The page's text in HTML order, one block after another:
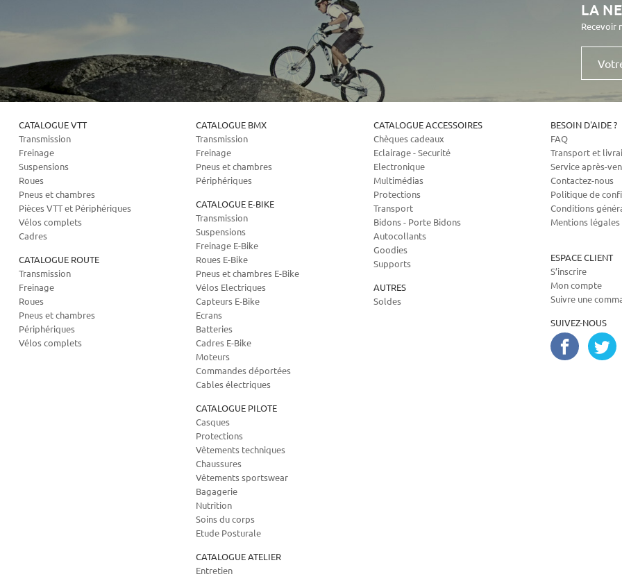
LA
Recevoir
Votre
mail
CATALOGUE VTT
Transmission
Freinage
Suspensions
Roues
Pneus et chambres
Pièces VTT et Périphériques
Vélos complets
Cadres
CATALOGUE ROUTE
Transmission
Freinage
Roues
Pneus et chambres
Périphériques
Vélos complets
CATALOGUE BMX
Transmission
Freinage
Pneus et chambres
Périphériques
CATALOGUE E-BIKE
Transmission
Suspensions
Freinage E-Bike
Roues E-Bike
Pneus et chambres E-Bike
Vélos Electriques
Capteurs E-Bike
Ecrans
Batteries
Cadres E-Bike
Moteurs
Commandes déportées
Cables électriques
CATALOGUE PILOTE
Casques
Protections
Vêtements techniques
Chaussures
Vêtements sportswear
Bagagerie
Nutrition
Soins du corps
Etude Posturale
CATALOGUE ATELIER
Entretien
CATALOGUE ACCESSOIRES
Chèques cadeaux
Eclairage - Securité
Electronique
Multimédias
Protections
Transport
Bidons - Porte Bidons
Autocollants
Goodies
Supports
AUTRES
Soldes
BESOIN D'AIDE ?
FAQ
Transport et
Service après-
Contactez-nous
Politique de
Conditions
Mentions légales
ESPACE CLIENT
S’inscrire
Mon compte
Suivre une
SUIVEZ-NOUS